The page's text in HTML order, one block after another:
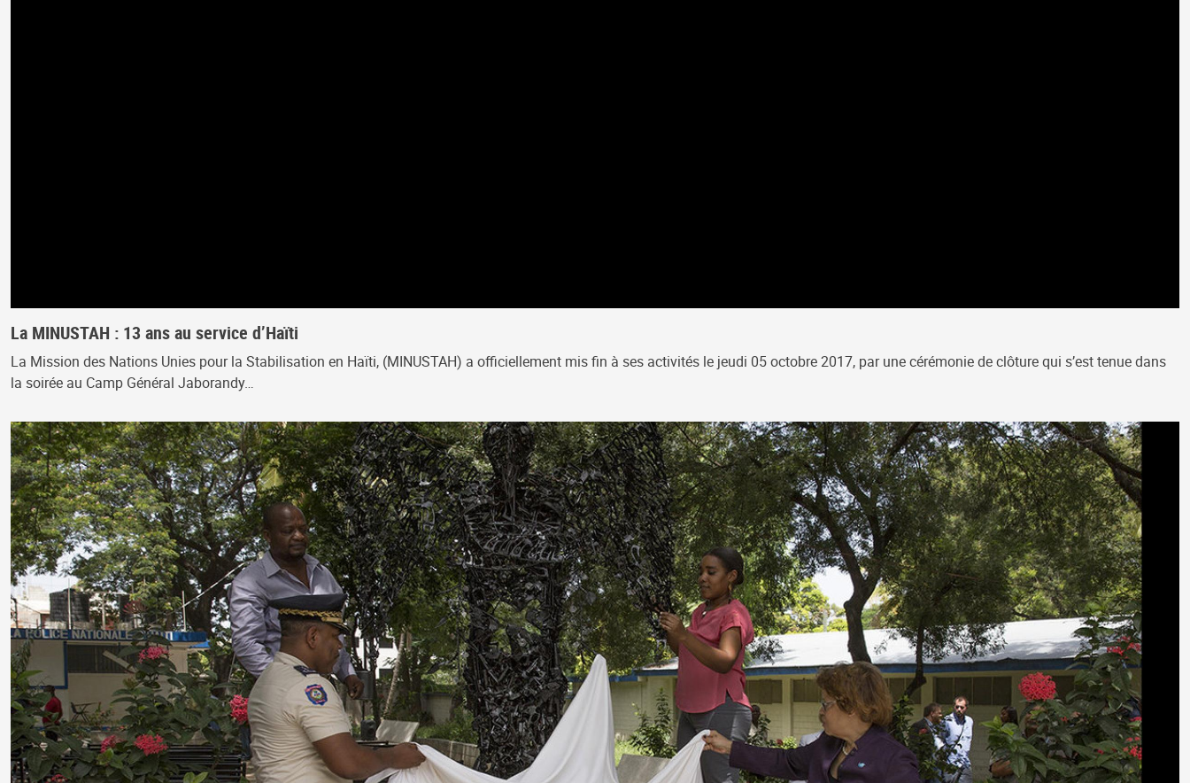
La MINUSTAH : 13 ans au service d’Haïti
La Mission des Nations Unies pour la Stabilisation en Haïti, (MINUSTAH) a officiellement mis fin à ses activités le jeudi 05 octobre 2017, par une cérémonie de clôture qui s’est tenue dans
la soirée au Camp Général Jaborandy…